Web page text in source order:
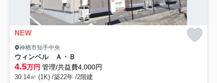
NEW
神栖市知手中央
ウィンベル Ａ・Ｂ
4.5万円 管理/共益費4,000円
30.14㎡ (1K) /築22年 /2階建